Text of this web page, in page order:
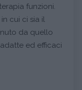
funzioni.
cui ci sia il
da quello
ed efficaci